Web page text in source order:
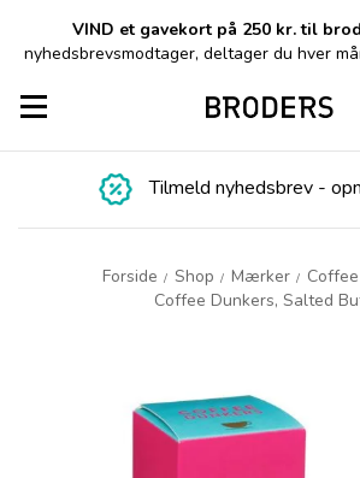
VIND et gavekort på 250 kr. til
nyhedsbrevsmodtager, deltager du hver
Toggle navigation
Tilmeld nyhedsbrev -
Forside / Shop / Mærker /
Coffee Dunkers, Salted